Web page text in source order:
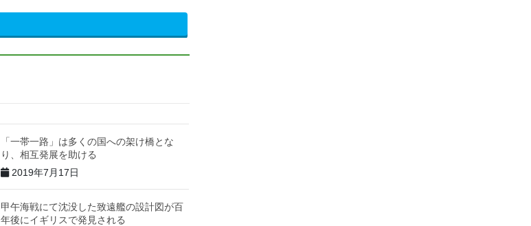
「一帯一路」は多くの国への架け橋とな
り、相互発展を助ける
2019年7月17日
甲午海戦にて沈没した致遠艦の設計図が百
年後にイギリスで発見される